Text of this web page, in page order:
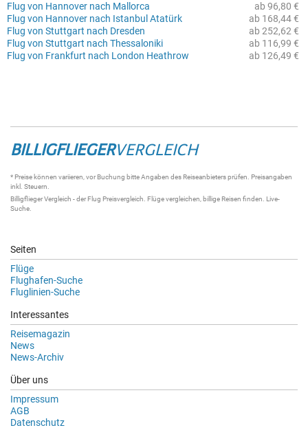
ab 96,80 €
Flug von Hannover nach Mallorca
ab 168,44 €
Flug von Hannover nach Istanbul Atatürk
ab 252,62 €
Flug von Stuttgart nach Dresden
ab 116,99 €
Flug von Stuttgart nach Thessaloniki
ab 126,49 €
Flug von Frankfurt nach London Heathrow
BILLIGFLIEGERVERGLEICH
* Preise können variieren, vor Buchung bitte Angaben des Reiseanbieters prüfen. Preisangaben
inkl. Steuern.
Billigflieger Vergleich - derFlug Preisvergleich Flüge vergleichen , billige Reisen finden. Live-
Suche
Seiten
Flüge
Flughafen-Suche
Fluglinien-Suche
Interessantes
Reisemagazin
News
News-Archiv
Über uns
Impressum
AGB
Datenschutz